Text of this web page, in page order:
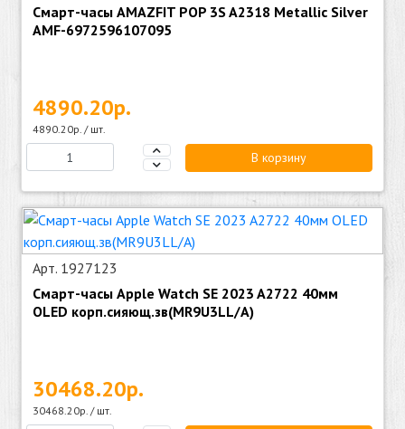
Смарт-часы AMAZFIT POP 3S A2318 Metallic Silver
AMF-6972596107095
4890.20р.
4890.20р. / шт.
В корзину
Арт. 1927123
Смарт-часы Apple Watch SE 2023 A2722 40мм
OLED корп.сияющ.зв(MR9U3LL/A)
30468.20р.
30468.20р. / шт.